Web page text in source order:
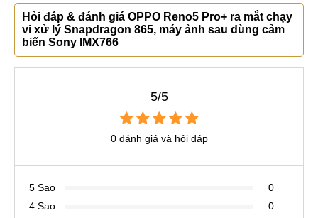
Hỏi đáp & đánh giá OPPO Reno5 Pro+ ra mắt chạy
vi xử lý Snapdragon 865, máy ảnh sau dùng cảm
biến Sony IMX766
5/5
0 đánh giá và hỏi đáp
5 Sao
0
4 Sao
0